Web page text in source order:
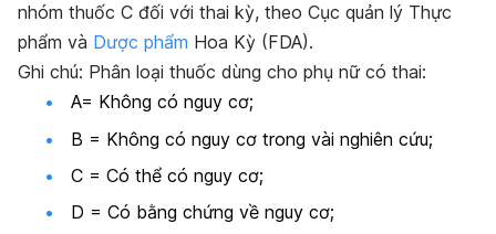
nhóm thuốc C đối với thai kỳ, theo Cục quản lý Thực
phẩm và Dược phẩm Hoa Kỳ (FDA).
Ghi chú: Phân loại thuốc dùng cho phụ nữ có thai:
A= Không có nguy cơ;
B = Không có nguy cơ trong vài nghiên cứu;
C = Có thể có nguy cơ;
D = Có bằng chứng về nguy cơ;